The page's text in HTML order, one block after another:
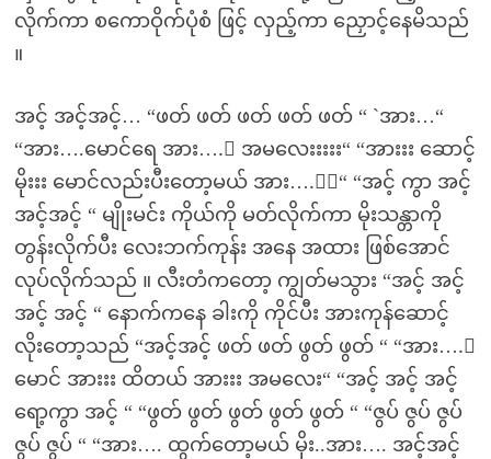
လိုက်ကာ စကောဝိုက်ပုံစံ ဖြင့် လှည့်ကာ ညှောင့်နေမိသည်
။
အင့် အင့်အင့်… “ဖတ် ဖတ် ဖတ် ဖတ် ဖတ် “ `အား…“
“အား….မောင်ရေ အား….း အမလေးးးးး“ “အားးး ဆောင့်
မိုးးး မောင်လည်းပီးတော့မယ် အား….းး“ “အင့် ကွာ အင့်
အင့်အင့် “ မျိုးမင်း ကိုယ်ကို မတ်လိုက်ကာ မိုးသန္တာကို
တွန်းလိုက်ပီး လေးဘက်ကုန်း အနေ အထား ဖြစ်အောင်
လုပ်လိုက်သည် ။ လီးတံကတော့ ကျွတ်မသွား “အင့် အင့်
အင့် အင့် “ နောက်ကနေ ခါးကို ကိုင်ပီး အားကုန်ဆောင့်
လိုးတော့သည် “အင့်အင့် ဖတ် ဖတ် ဖွတ် ဖွတ် “ “အား….း
မောင် အားးး ထိတယ် အားးး အမလေး“ “အင့် အင့် အင့်
ရော့ကွာ အင့် “ “ဖွတ် ဖွတ် ဖွတ် ဖွတ် ဖွတ် “ “ဇွပ် ဇွပ် ဇွပ်
ဇွပ် ဇွပ် “ “အား…. ထွက်တော့မယ် မိုး..အား…. အင့်အင့်